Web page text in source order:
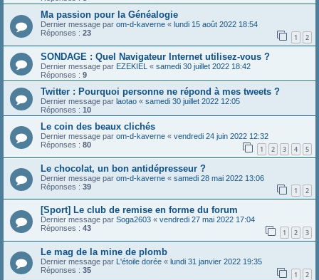
Ma passion pour la Généalogie
Dernier message par om-d-kaverne « lundi 15 août 2022 18:54
Réponses : 23 1 2
SONDAGE : Quel Navigateur Internet utilisez-vous ?
Dernier message par EZEKIEL « samedi 30 juillet 2022 18:42
Réponses : 9
Twitter : Pourquoi personne ne répond à mes tweets ?
Dernier message par laotao « samedi 30 juillet 2022 12:05
Réponses : 10
Le coin des beaux clichés
Dernier message par om-d-kaverne « vendredi 24 juin 2022 12:32
Réponses : 80 1 2 3 4 5
Le chocolat, un bon antidépresseur ?
Dernier message par om-d-kaverne « samedi 28 mai 2022 13:06
Réponses : 39 1 2
[Sport] Le club de remise en forme du forum
Dernier message par Soga2603 « vendredi 27 mai 2022 17:04
Réponses : 43 1 2 3
Le mag de la mine de plomb
Dernier message par L'étoile dorée « lundi 31 janvier 2022 19:35
Réponses : 35 1 2